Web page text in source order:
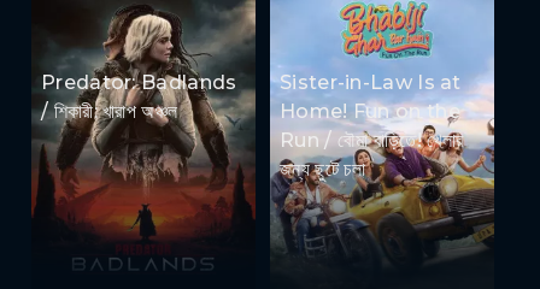
Predator: Badlands
/ শিকারী: খারাপ অঞ্চল
Sister-in-Law Is at
Home! Fun on the
Run / বৌমা বাড়িতে! খেলার
জন্য ছুটে চলা